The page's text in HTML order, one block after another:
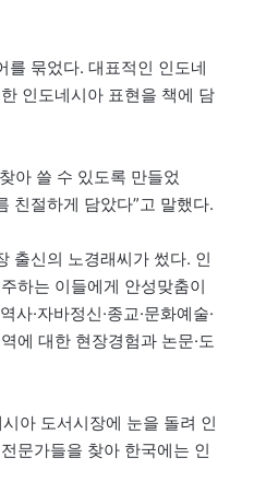
묶었다. 대표적인 인도네
인도네시아 표현을 책에 담
아 쓸 수 있도록 만들었
친절하게 담았다”고 말했다.
출신의 노경래씨가 썼다. 인
하는 이들에게 안성맞춤이
·자바정신·종교·문화예술·
에 대한 현장경험과 논문·도
아 도서시장에 눈을 돌려 인
문가들을 찾아 한국에는 인